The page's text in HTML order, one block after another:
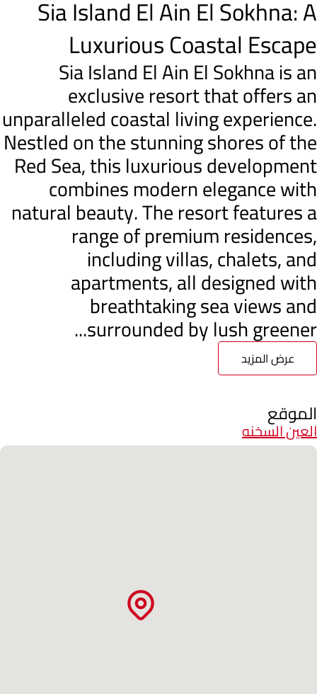
Sia Island El Ain El Sokhna: A
Luxurious Coastal Escape
Sia Island El Ain El Sokhna is an
exclusive resort that offers an
unparalleled coastal living experience.
Nestled on the stunning shores of the
Red Sea, this luxurious development
combines modern elegance with
natural beauty. The resort features a
range of premium residences,
including villas, chalets, and
apartments, all designed with
breathtaking sea views and
surrounded by lush greener...
عرض المزيد
الموقع
العين السخنه